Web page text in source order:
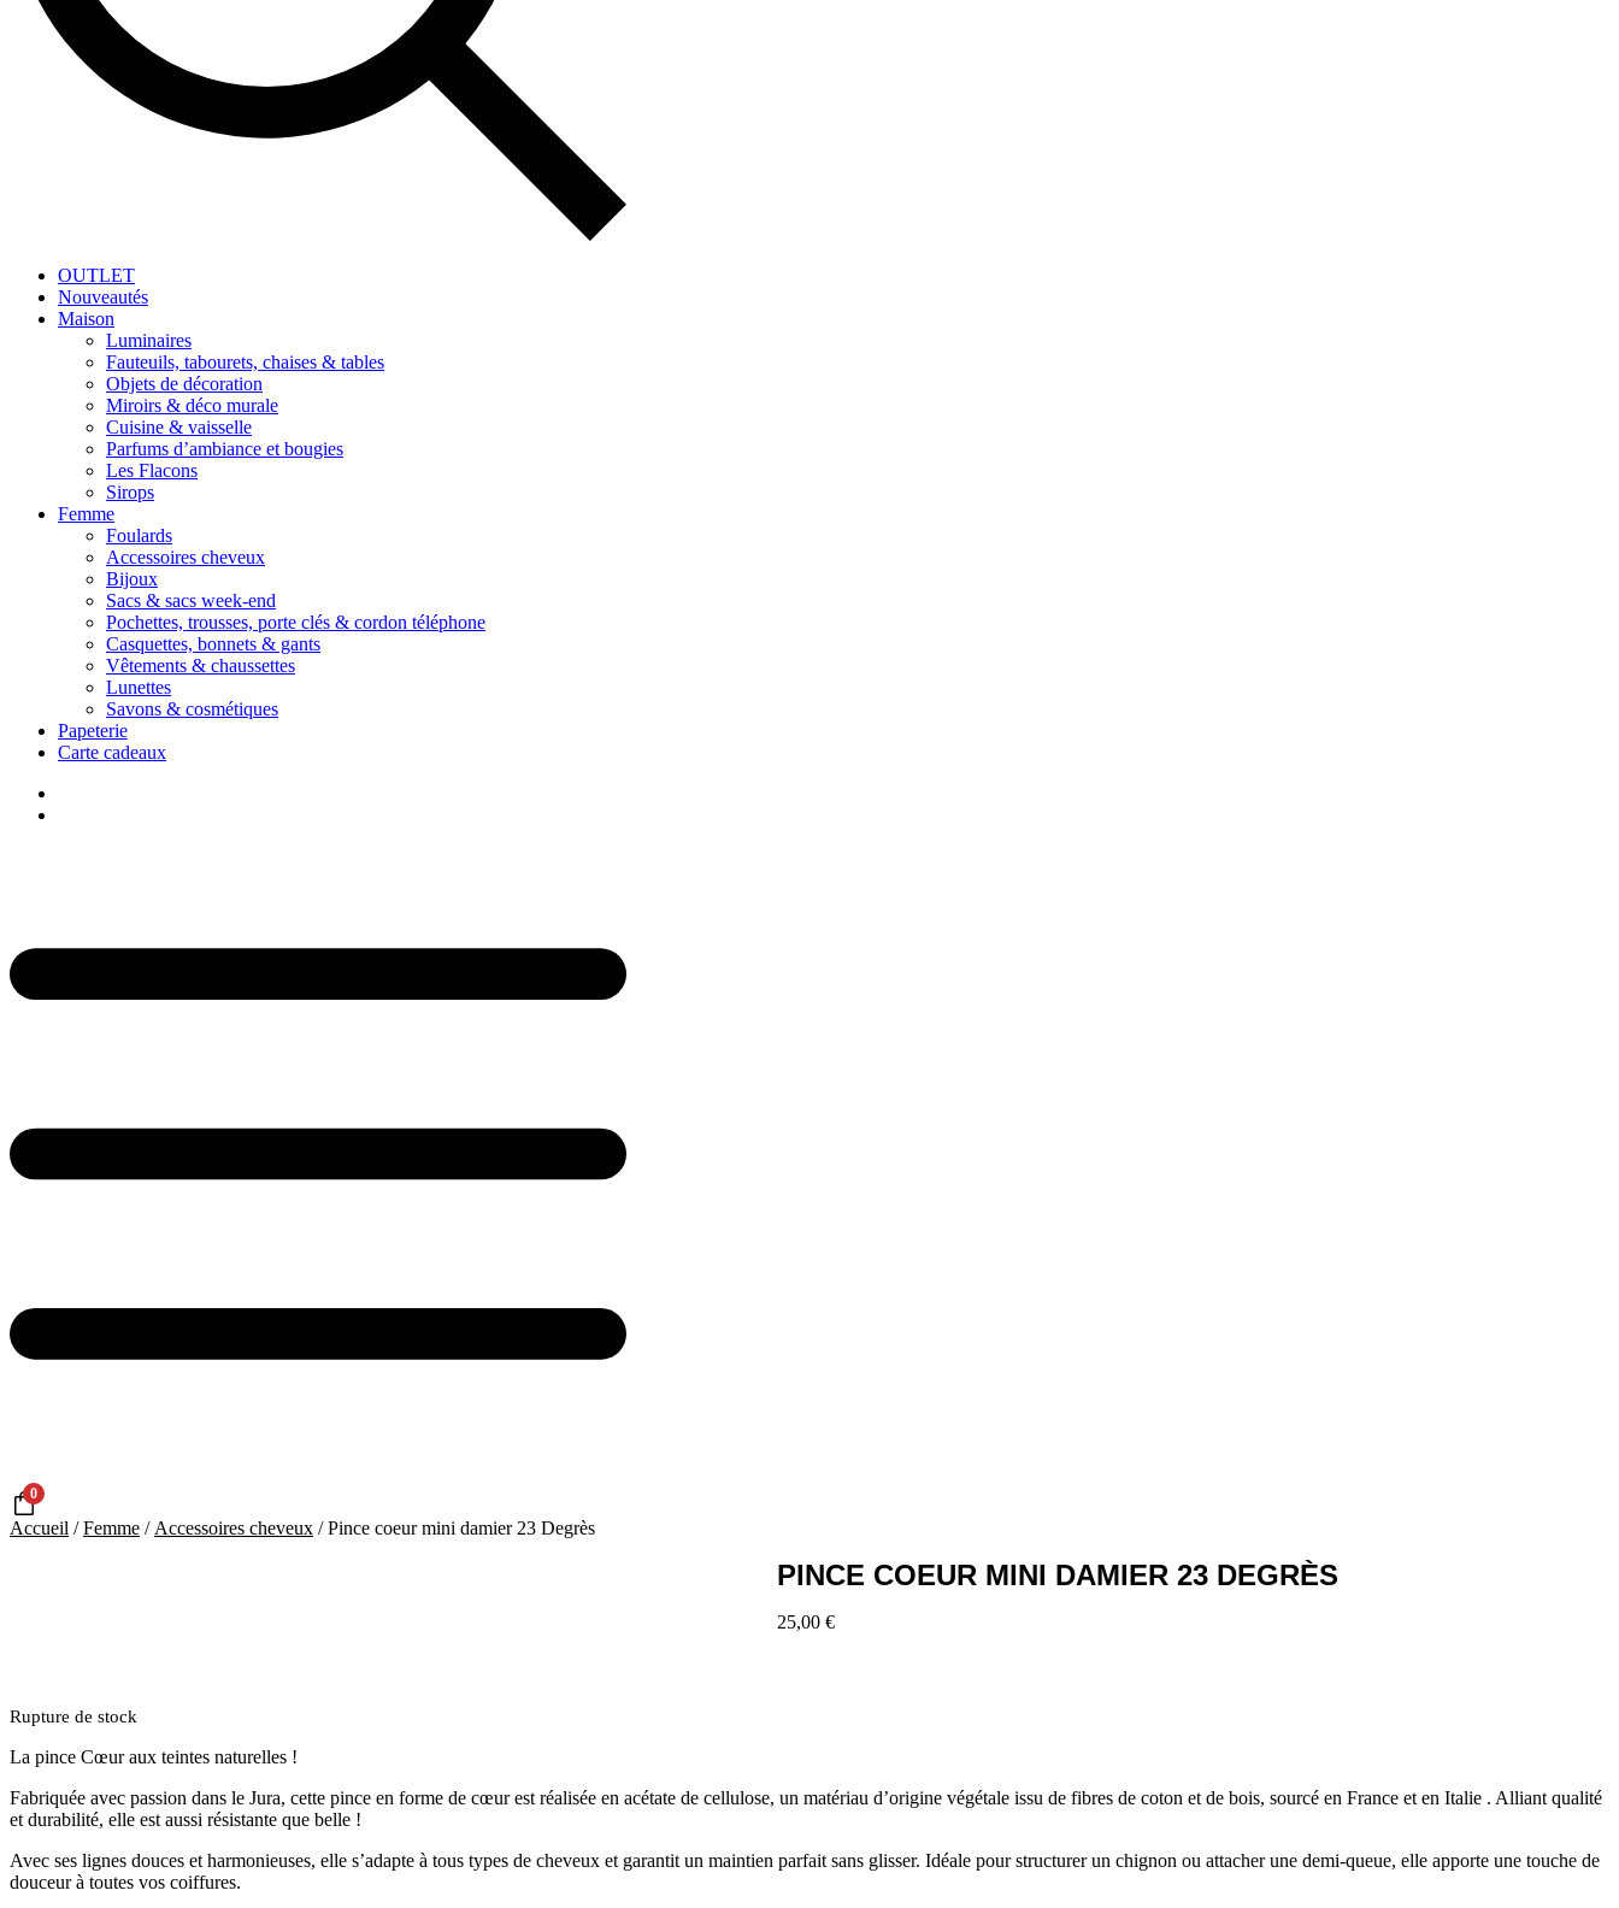
OUTLET
Nouveautés
Maison
Luminaires
Fauteuils, tabourets, chaises & tables
Objets de décoration
Miroirs & déco murale
Cuisine & vaisselle
Parfums d’ambiance et bougies
Les Flacons
Sirops
Femme
Foulards
Accessoires cheveux
Bijoux
Sacs & sacs week-end
Pochettes, trousses, porte clés & cordon téléphone
Casquettes, bonnets & gants
Vêtements & chaussettes
Lunettes
Savons & cosmétiques
Papeterie
Carte cadeaux
0
Accueil /Femme / Accessoires cheveux / Pince coeur mini damier 23 Degrès
PINCE COEUR MINI DAMIER 23 DEGRÈS
25,00€
Rupture de stock
La pince Cœur aux teintes naturelles !
Fabriquée avec passion dans le Jura, cette pince en forme de cœur est réalisée en acétate de cellulose, un matériau d’origine végétale issu de fibres de coton et de bois, sourcé en France et en Italie . Alliant qualité
et durabilité, elle est aussi résistante que belle !
Avec ses lignes douces et harmonieuses, elle s’adapte à tous types de cheveux et garantit un maintien parfait sans glisser. Idéale pour structurer un chignon ou attacher une demi-queue, elle apporte une touche de
douceur à toutes vos coiffures.